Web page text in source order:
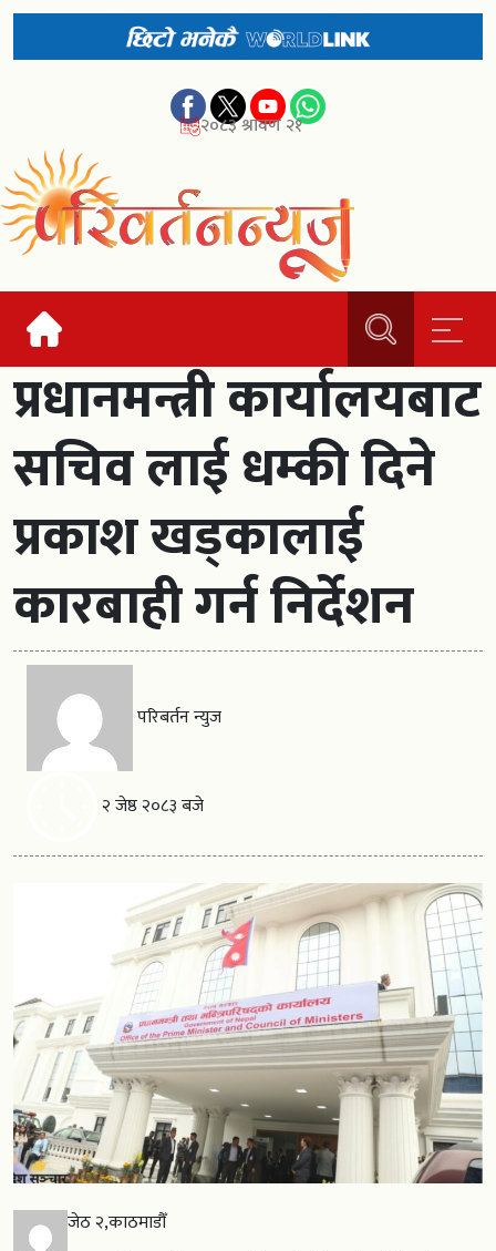
२०८३ श्रावण २१
प्रधानमन्त्री कार्यालयबाट
सचिव लाई धम्की दिने
प्रकाश खड्कालाई
कारबाही गर्न निर्देशन
परिबर्तन न्युज
२ जेष्ठ २०८३ बजे
जेठ २,काठमाडौँ